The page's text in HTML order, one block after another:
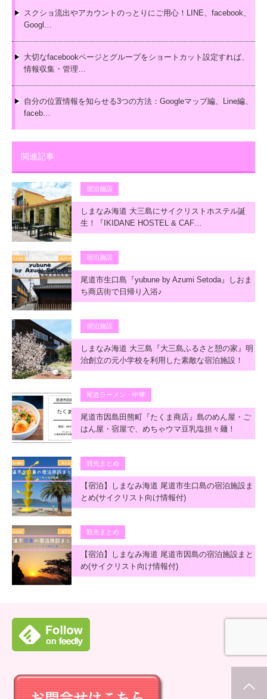
スクショ流出やアカウントのっとりにご用心！LINE、facebook、
Googl…
大切なfacebookページとグループをショートカット設定すれば、
情報収集・管理…
自分の位置情報を知らせる3つの方法：Googleマップ編、Line編、
faceb…
関連記事
宿泊施設
しまなみ海道 大三島にサイクリストホステル誕
生！『IKIDANE HOSTEL & CAF…
宿泊施設
尾道市生口島『yubune by Azumi Setoda』しおま
ち商店街で日帰り入浴♪
宿泊施設
しまなみ海道 大三島『大三島ふるさと憩の家』明
治創立の元小学校を利用した素敵な宿泊施設！
尾道ラーメン・中華
尾道市因島田熊町『たくま商店』島のめん屋・ご
はん屋・宿屋で、めちゃウマ豆乳塩担々麺！
観光まとめ
【宿泊】しまなみ海道 尾道市生口島の宿泊施設ま
とめ(サイクリスト向け情報付)
観光まとめ
【宿泊】しまなみ海道 尾道市因島の宿泊施設まと
め(サイクリスト向け情報付)
お問合せ